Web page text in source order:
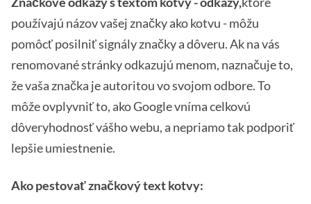
používajú názov vašej značky ako kotvu - môžu
pomôcť posilniť signály značky a dôveru. Ak na vás
renomované stránky odkazujú menom, naznačuje to,
že vaša značka je autoritou vo svojom odbore. To
môže ovplyvniť to, ako Google vníma celkovú
dôveryhodnosť vášho webu, a nepriamo tak podporiť
lepšie umiestnenie.
Ako pestovať značkový text kotvy: